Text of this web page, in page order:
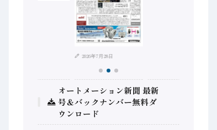
2026年7月28日
オートメーション新聞 最新
号＆バックナンバー無料ダ
ウンロード